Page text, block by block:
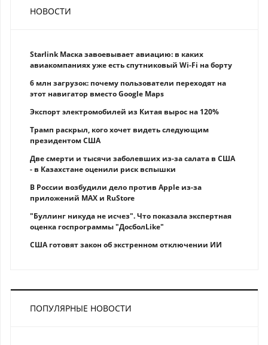
НОВОСТИ
Starlink Маска завоевывает авиацию: в каких
авиакомпаниях уже есть спутниковый Wi-Fi на борту
6 млн загрузок: почему пользователи переходят на
этот навигатор вместо Google Maps
Экспорт электромобилей из Китая вырос на 120%
Трамп раскрыл, кого хочет видеть следующим
президентом США
Две смерти и тысячи заболевших из-за салата в США
- в Казахстане оценили риск вспышки
В России возбудили дело против Apple из-за
приложений MAX и RuStore
"Буллинг никуда не исчез". Что показала экспертная
оценка госпрограммы "ДосболLike"
США готовят закон об экстренном отключении ИИ
ПОПУЛЯРНЫЕ НОВОСТИ